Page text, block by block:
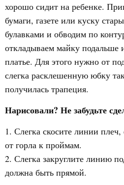
хорошо сидит на ребенке.
бумаги, газете или куску
булавками и обводим по
откладываем майку подальше
платье. Для этого нужно от
слегка расклешенную юбку
получилась трапеция.
Нарисовали? Не забудьте
1. Слегка скосите линии
от горла к проймам.
2. Слегка закруглите линию
должна быть прямой.